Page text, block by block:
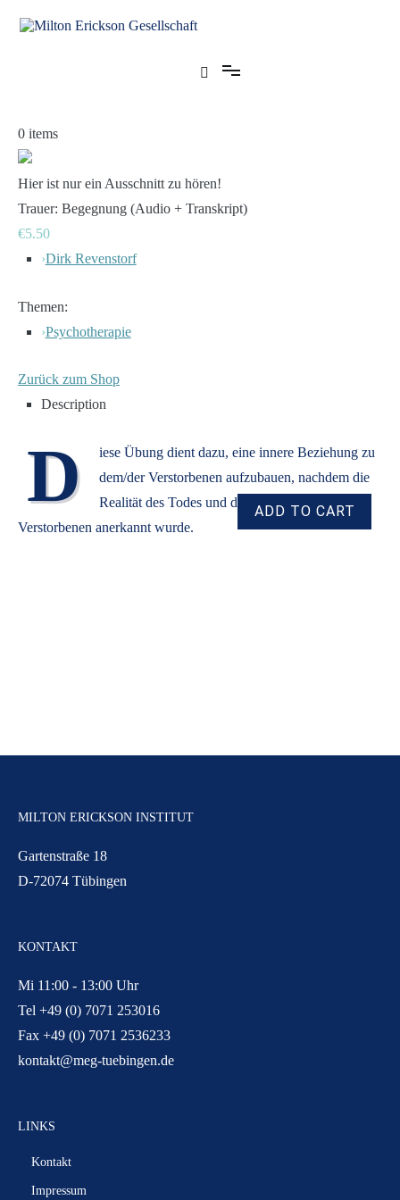
Inhalt
0 items
Hier ist nur ein Ausschnitt zu hören!
Trauer: Begegnung (Audio + Transkript)
€5.50
›Dirk Revenstorf
Themen:
›Psychotherapie
Zurück zum Shop
Description
D
iese Übung dient dazu, eine innere Beziehung zu
dem/der Verstorbenen aufzubauen, nachdem die
Realität des Todes und der Abwesenheit des
Verstorbenen anerkannt wurde.
MILTON ERICKSON INSTITUT
Gartenstraße 18
D-72074 Tübingen
KONTAKT
Mi 11:00 - 13:00 Uhr
Tel +49 (0) 7071 253016
Fax +49 (0) 7071 2536233
kontakt@meg-tuebingen.de
LINKS
Kontakt
Impressum